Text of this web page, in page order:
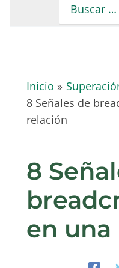
por:
Inicio
8 Señales de
relación
8
en